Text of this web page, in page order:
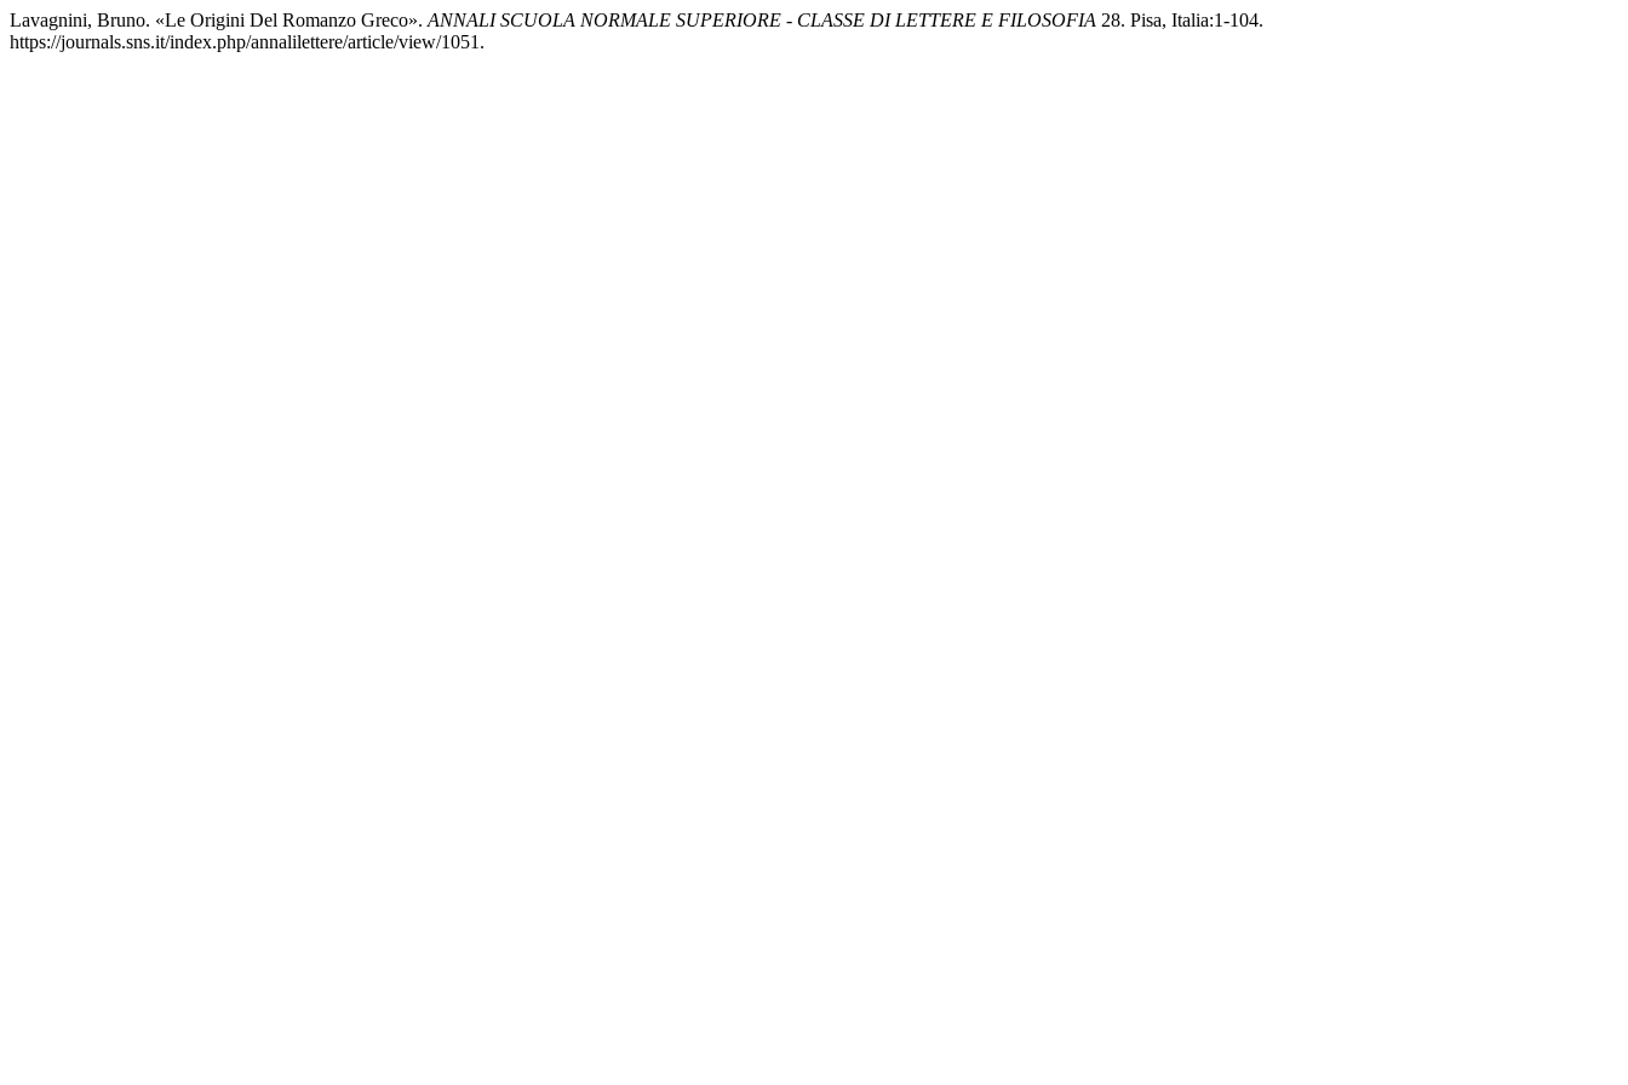
Lavagnini, Bruno. «Le Origini Del Romanzo Greco». ANNALI SCUOLA NORMALE SUPERIORE - CLASSE DI LETTERE E FILOSOFIA 28. Pisa, Italia:1-104.
https://journals.sns.it/index.php/annalilettere/article/view/1051.